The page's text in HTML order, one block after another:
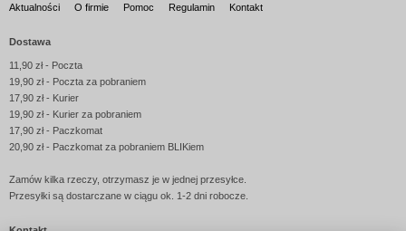
Aktualności O firmie Pomoc Regulamin Kontakt
Dostawa
11,90 zł - Poczta
19,90 zł - Poczta za pobraniem
17,90 zł - Kurier
19,90 zł - Kurier za pobraniem
17,90 zł - Paczkomat
20,90 zł - Paczkomat za pobraniem BLIKiem
Zamów kilka rzeczy, otrzymasz je w jednej przesyłce.
Przesyłki są dostarczane w ciągu ok. 1-2 dni robocze.